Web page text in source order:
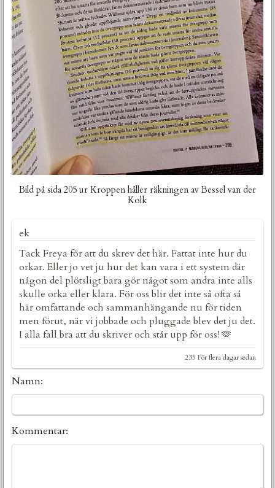
Bild på sida 205 ur Kroppen håller räkningen av Bessel van der
Kolk
ek
Tack Freya för att du skrev det här. Fattat inte hur du
orkar. Eller jo vet ju hur det kan vara i ett system där
någon del plötsligt bara gör något som andra inte alls
skulle orka eller klara. För oss blir det inte så ofta så
här omfattande och sammanhängande nu för tiden
men förut, när vi jobbade och pluggade blev det ju det.
I alla fall bra att du skriver och står upp för oss! 🫶
235 För flera dagar sedan
Namn:
Kommentar: